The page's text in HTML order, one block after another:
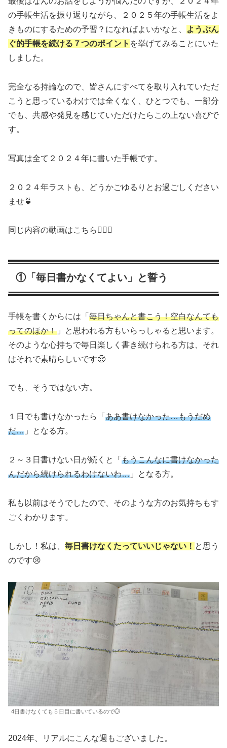
の手帳生活を振り返りながら、２０２５年の手帳生活をよ
きものにするための予習？になればよいかなと、
ようぶん
ぐ的手帳を続ける７つのポイント を挙げてみることにいた
しました。
完全なる持論なので、皆さんにすべてを取り入れていただ
こうと思っているわけでは全くなく、ひとつでも、一部分
でも、共感や発見を感じていただけたらこの上ない喜びで
す。
写真は全て２０２４年に書いた手帳です。
２０２４年ラストも、どうかごゆるりとお過ごしください
ませ🍵
同じ内容の動画はこちら💁🏻‍♀️
①「毎日書かなくてよい」と誓う
手帳を書くからには「 毎日ちゃんと書こう！空白なんても
ってのほか！ 」と思われる方もいらっしゃると思います。
そのような心持ちで毎日楽しく書き続けられる方は、それ
はそれで素晴らしいです🥺
でも、そうではない方。
１日でも書けなかったら「 ああ書けなかった…もうだめ
だ… 」となる方。
２～３日書けない日が続くと「 もうこんなに書けなかった
んだから続けられるわけないわ… 」となる方。
私も以前はそうでしたので、そのような方のお気持ちもす
ごくわかります。
しかし！私は、 毎日書けなくたっていいじゃない！ と思う
のです😢
4日書けなくても５日目に書いているので💮
2024年、リアルにこんな週もございました。